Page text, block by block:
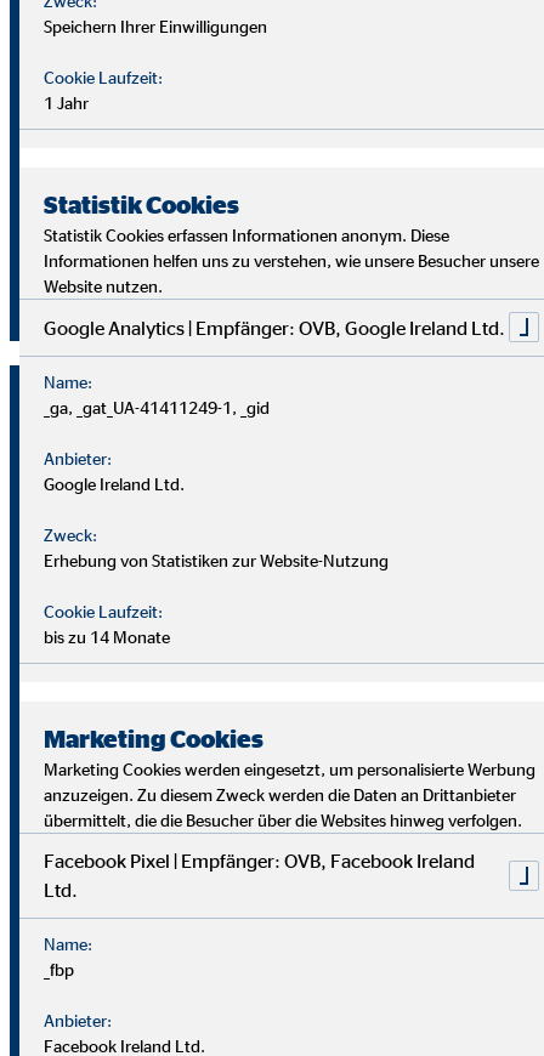
Kund*innen hineinzuversetzen.
Als Berater in brauchst du zudem eine gute Struktur, den
Überblick im Arbeitsalltag sowie analytische Fähigkeiten,
um die Ziele deiner Kundinnen richtig zu verstehen und
Starte auch du als OVB Finanzberater*in durch!
Jetzt klicken und bewerben!
Bei uns findest du Sicherheit, Selbstbestimmung und
Flexibilität. Teamarbeit und Austausch stehen im
Mittelpunkt. Dein Alltag ist vielfältig, da jede*r Kund*in
individuelle Lösungen braucht. Als OVB-Berater*in
unterstützt du Kund*innen, die richtigen finanziellen
Entscheidungen zu treffen.
Speichern Ihrer Einwilligungen
Cookie Laufzeit:
1 Jahr
Statistik Cookies
Statistik Cookies erfassen Informationen anonym. Diese
Informationen helfen uns zu verstehen, wie unsere Besucher unsere
Website nutzen.
Google Analytics | Empfänger: OVB, Google Ireland Ltd.
Name:
_ga, _gat_UA-41411249-1, _gid
Anbieter:
Google Ireland Ltd.
Zweck:
Erhebung von Statistiken zur Website-Nutzung
Cookie Laufzeit:
bis zu 14 Monate
Marketing Cookies
Marketing Cookies werden eingesetzt, um personalisierte Werbung
anzuzeigen. Zu diesem Zweck werden die Daten an Drittanbieter
übermittelt, die die Besucher über die Websites hinweg verfolgen.
Facebook Pixel | Empfänger: OVB, Facebook Ireland
Ltd.
Name:
_fbp
Anbieter:
Facebook Ireland Ltd.